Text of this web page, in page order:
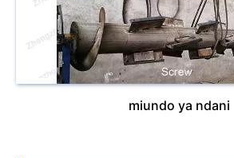
miundo ya ndani